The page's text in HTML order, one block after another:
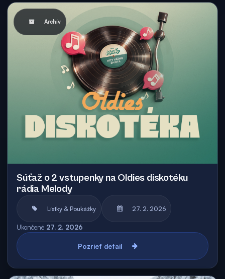
Archív
Súťaž o 2 vstupenky na Oldies diskotéku
rádia Melody
Lístky & Poukážky 27. 2. 2026
Ukončené 27. 2. 2026
Pozrieť detail